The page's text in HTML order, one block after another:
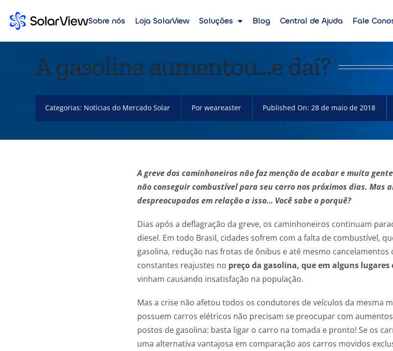
Sobre nós Loja SolarView Soluções Blog Central de Ajuda Fale
A gasolina aumentou…e daí?
Categorias: Notícias do Mercado Solar Por weareaster Published On: 28 de maio de 2018
A greve dos caminhoneiros não faz menção de acabar e muita
não conseguir combustível para seu carro nos próximos dias. Mas
despreocupados em relação a isso… Você sabe o porquê?
Dias após a deflagração da greve, os caminhoneiros continuam
diesel. Em todo Brasil, cidades sofrem com a falta de combustível,
gasolina, redução nas frotas de ônibus e até mesmo cancelamentos
constantes reajustes no preço da gasolina, que em alguns lugares
vinham causando insatisfação na população.
Mas a crise não afetou todos os condutores de veículos da mesma
possuem carros elétricos não precisam se preocupar com
postos de gasolina: basta ligar o carro na tomada e pronto! Se os
uma alternativa vantajosa em comparação aos carros movidos